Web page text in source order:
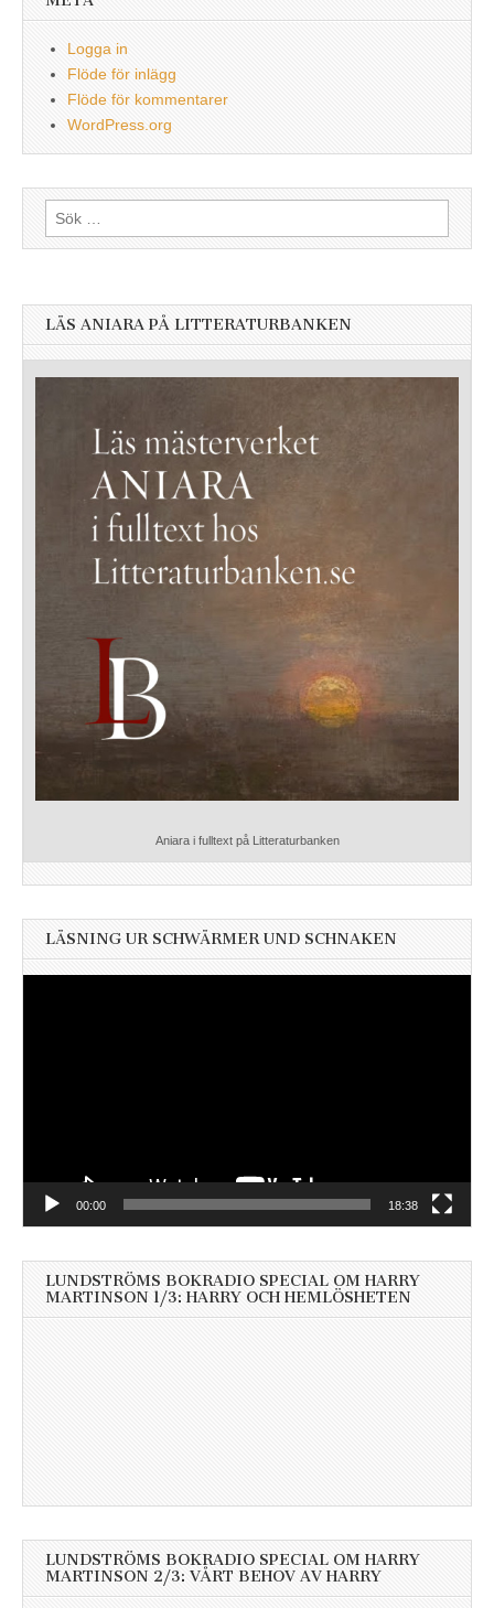
Logga in
Flöde för inlägg
Flöde för kommentarer
WordPress.org
Sök
efter:
LÄS ANIARA PÅ LITTERATURBANKEN
Aniara i fulltext på Litteraturbanken
LÄSNING UR SCHWÄRMER UND SCHNAKEN
00:00 18:38
LUNDSTRÖMS BOKRADIO SPECIAL OM HARRY
MARTINSON 1/3: HARRY OCH HEMLÖSHETEN
LUNDSTRÖMS BOKRADIO SPECIAL OM HARRY
MARTINSON 2/3: VÅRT BEHOV AV HARRY